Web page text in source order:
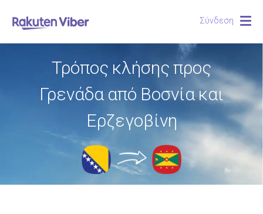
Σύνδεση
Τρόπος κλήσης προς
Γρενάδα από Βοσνία και
Ερζεγοβίνη